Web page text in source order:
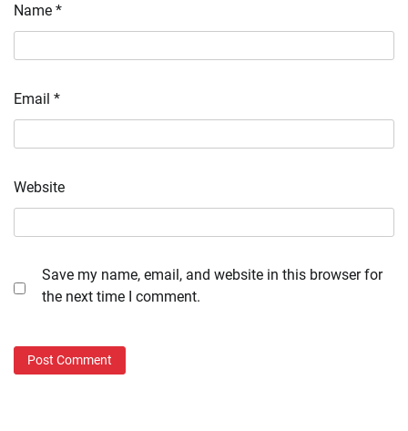
Name *
Email *
Website
Save my name, email, and website in this browser for
the next time I comment.